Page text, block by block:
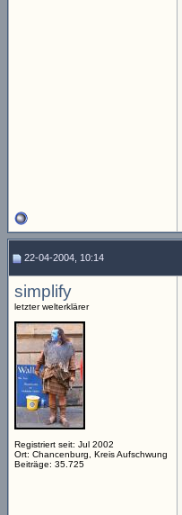
22-04-2004, 10:14
simplify
letzter welterklärer
Registriert seit: Jul 2002
Ort: Chancenburg, Kreis Aufschwung
Beiträge: 35.725